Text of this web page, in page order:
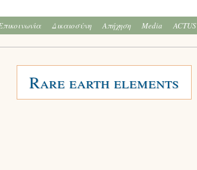
Δικαιοσύνη Απήχηση Media ACTUS
Rare earth elements